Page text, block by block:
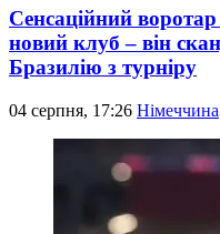
Сенсаційний
новий клуб – він
Бразилію з турніру
04 серпня, 17:26 Німеччина